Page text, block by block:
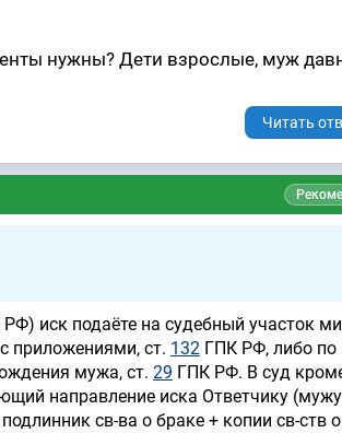
нужны? Дети взрослые, муж
Читать
иск подаёте на судебный участок
приложениями, ст. 132 ГПК РФ, либо по
мужа, ст. 29 ГПК РФ. В суд
направление иска Ответчику
св-ва о браке + копии св-ств о